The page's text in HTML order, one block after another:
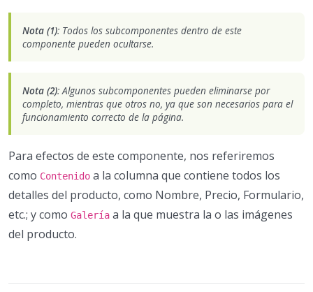
Nota (1): Todos los subcomponentes dentro de este
componente pueden ocultarse.
Nota (2): Algunos subcomponentes pueden eliminarse por
completo, mientras que otros no, ya que son necesarios para el
funcionamiento correcto de la página.
Para efectos de este componente, nos referiremos
como Contenido a la columna que contiene todos los
detalles del producto, como Nombre, Precio, Formulario,
etc.; y como Galería a la que muestra la o las imágenes
del producto.